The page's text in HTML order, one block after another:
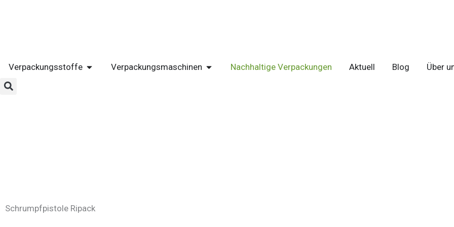
Verpackungsstoffe ÖFFNE VERPACKUNGSSTOFFE
Verpackungsmaschinen ÖFFNE VERPACKUNGSMASCHINEN
Nachhaltige Verpackungen Aktuell Blog Über
Schrumpfpistole Ripack